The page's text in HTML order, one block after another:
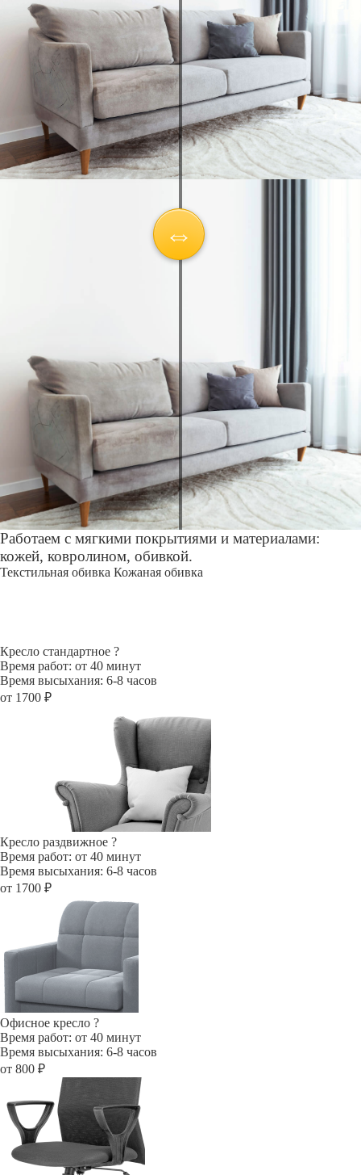
Работаем с мягкими покрытиями и материалами:
кожей, ковролином, обивкой.
Текстильная обивка Кожаная обивка
Кресло стандартное ?
Время работ: от 40 минут
Время высыхания: 6-8 часов
от 1700 ₽
Кресло раздвижное ?
Время работ: от 40 минут
Время высыхания: 6-8 часов
от 1700 ₽
Офисное кресло ?
Время работ: от 40 минут
Время высыхания: 6-8 часов
от 800 ₽